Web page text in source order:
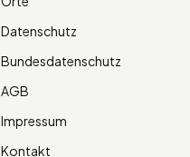
Datenschutz
Bundesdatenschutz
AGB
Impressum
Kontakt